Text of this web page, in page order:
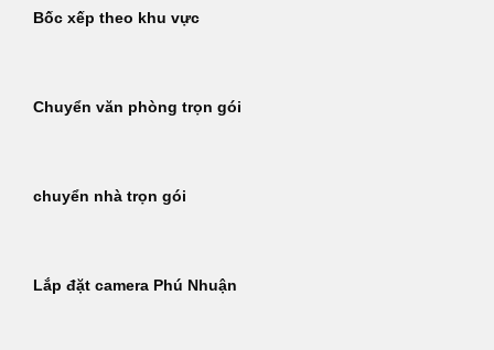
Bốc xếp theo khu vực
Chuyển văn phòng trọn gói
chuyển nhà trọn gói
Lắp đặt camera Phú Nhuận